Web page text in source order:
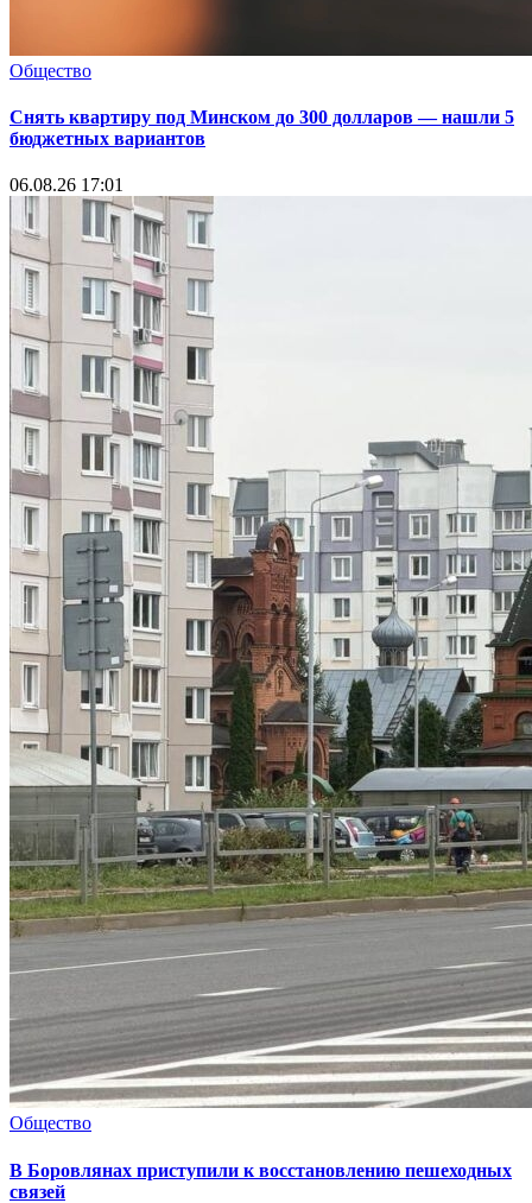
Общество
Снять квартиру под Минском до 300 долларов — нашли 5
бюджетных вариантов
06.08.26 17:01
Общество
В Боровлянах приступили к восстановлению пешеходных
связей